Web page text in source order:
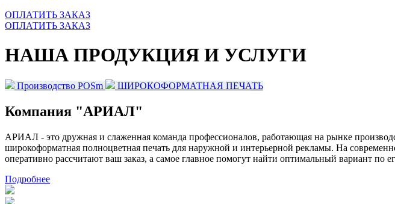
ОПЛАТИТЬ ЗАКАЗ
ОПЛАТИТЬ ЗАКАЗ
НАША ПРОДУКЦИЯ И УСЛУГИ
Производство POSm ШИРОКОФОРМАТНАЯ ПЕЧАТЬ
Компания "АРИАЛ"
АРИАЛ - это дружная и слаженная команда профессионалов, работающая на рынке
широкоформатная полноцветная печать для наружной и интерьерной рекламы. На
оперативно рассчитают ваш заказ, а самое главное помогут найти оптимальный вариант по
Подробнее